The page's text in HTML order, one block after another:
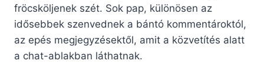
fröcsköljenek szét. Sok pap, különösen az
idősebbek szenvednek a bántó kommentároktól,
az epés megjegyzésektől, amit a közvetítés alatt
a chat-ablakban láthatnak.